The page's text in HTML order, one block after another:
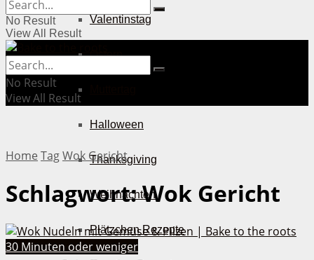
Valentinstag
Ostern
Halloween
Thanksgiving
Weihnachten
Plätzchen Rezepte
No Result
View All Result
No Result
View All Result
Home TagWok Gericht
Schlagwort:Wok Gericht
30 Minuten oder weniger